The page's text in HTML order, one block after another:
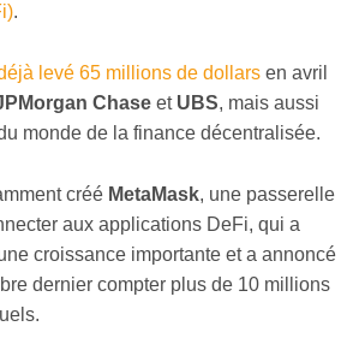
.
levé 65 millions de dollars en avril
Chase et UBS, mais aussi
monde de la finance décentralisée.
créé MetaMask, une passerelle
aux applications DeFi, qui a
croissance importante et a annoncé
dernier compter plus de 10 millions